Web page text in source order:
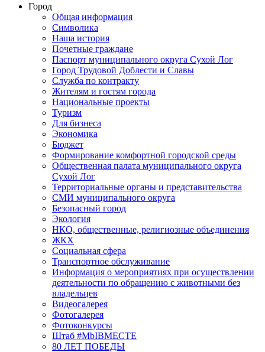
Город
Общая информация
Символика
Наша история
Почетные граждане
Паспорт муниципального округа Сухой Лог
Город Трудовой Доблести и Славы
Служба по контракту
Жителям и гостям города
Национальные проекты
Туризм
Для бизнеса
Экономика
Бюджет
Формирование комфортной городской среды
Общественная палата муниципального округа
Сухой Лог
Территориальные органы и представительства
СМИ муниципального округа
Безопасный город
Экология
НКО, общественные, религиозные объединения
ЖКХ
Социальная сфера
Транспортное обслуживание
Информация о мероприятиях при осуществлении
деятельности по обращению с животными без
владельцев
Видеогалерея
Фотогалерея
Фотоконкурсы
Штаб #MbIBMECTE
80 ЛЕТ ПОБЕДЫ